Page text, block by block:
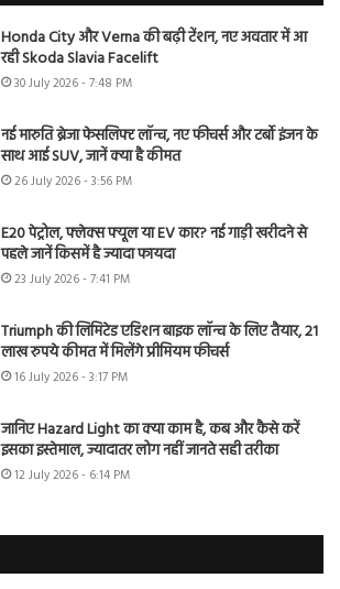
Honda City और Verna की बढ़ी टेंशन, नए अवतार में आ
रही Skoda Slavia Facelift
30 July 2026 - 7:48 PM
नई मारुति ब्रेजा फेसलिफ्ट लॉन्च, नए फीचर्स और टर्बो इंजन के
साथ आई SUV, जानें क्या है कीमत
26 July 2026 - 3:56 PM
E20 पेट्रोल, फ्लेक्स फ्यूल या EV कार? नई गाड़ी खरीदने से
पहले जानें किसमें है ज्यादा फायदा
23 July 2026 - 7:41 PM
Triumph की लिमिटेड एडिशन बाइक लॉन्च के लिए तैयार, 21
लाख रुपये कीमत में मिलेंगे प्रीमियम फीचर्स
16 July 2026 - 3:17 PM
जानिए Hazard Light का क्या काम है, कब और कैसे करें
इसका इस्तेमाल, ज्यादातर लोग नहीं जानते सही तरीका
12 July 2026 - 6:14 PM